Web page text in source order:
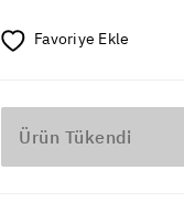
Favoriye Ekle
Ürün Tükendi